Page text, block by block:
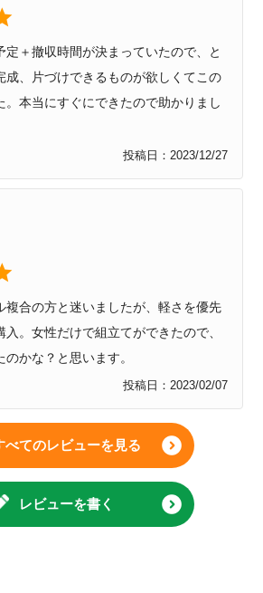
投稿日 2023/12/27
定＋撤収時間が決まっていたので、と
成、片づけできるものが欲しくてこの
。本当にすぐにできたので助かりまし
投稿日 2023/02/07
複合の方と迷いましたが、軽さを優先
入。女性だけで組立てができたので、
かな？と思います。
べてのレビューを見る
レビューを書く